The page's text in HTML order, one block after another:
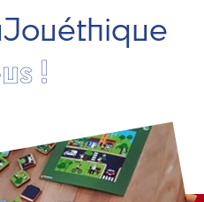
!